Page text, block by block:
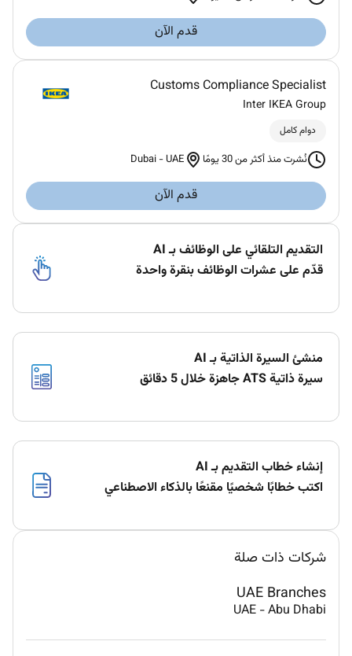
قدم الآن
Customs Compliance Specialist
Inter IKEA Group
دوام كامل
نُشرت منذ أكثر من 30 يومًا Dubai -UAE
قدم الآن
التقديم التلقائي على الوظائف بـ AI
قدّم على عشرات الوظائف بنقرة واحدة
منشئ السيرة الذاتية بـ AI
سيرة ذاتية ATS جاهزة خلال 5 دقائق
إنشاء خطاب التقديم بـ AI
اكتب خطابًا شخصيًا مقنعًا بالذكاء الاصطناعي
شركات ذات صلة
UAE Branches
UAE -Abu Dhabi